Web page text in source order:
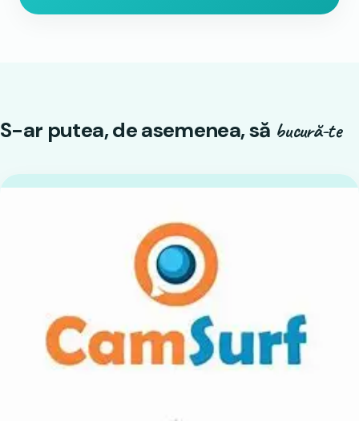
S-ar putea, de asemenea, să bucură-te